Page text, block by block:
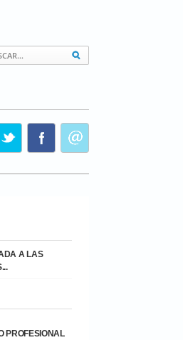
A LAS
PROFESIONAL